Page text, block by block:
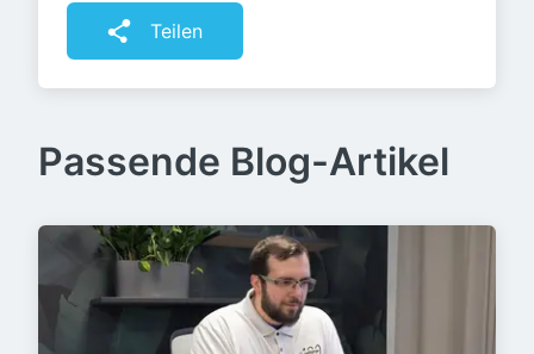
Teilen
Passende Blog-Artikel